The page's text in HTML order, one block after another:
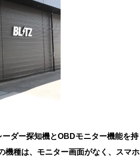
ーダー探知機とOBDモニター機能を持
機種は、モニター画面がなく、スマホ